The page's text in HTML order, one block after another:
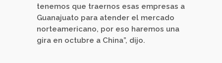
tenemos que traernos esas empresas a
Guanajuato para atender el mercado
norteamericano, por eso haremos una
gira en octubre a China”, dijo.